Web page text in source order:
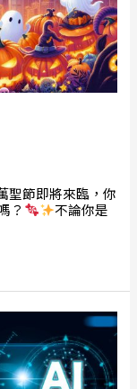
聖節即將來臨，你
？
不論你是